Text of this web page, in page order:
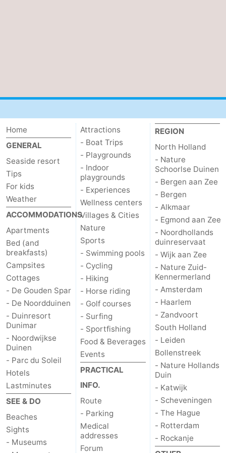
Home
GENERAL
Seaside resort
Tips
For kids
Weather
ACCOMMODATIONS
Apartments
Bed (and
breakfasts)
Campsites
Cottages
- De Gouden Spar
- De Noordduinen
- Duinresort
Dunimar
- Noordwijkse
Duinen
- Parc du Soleil
Hotels
Lastminutes
SEE & DO
Beaches
Sights
- Museums
Attractions
- Boat Trips
- Playgrounds
- Indoor
playgrounds
- Experiences
Wellness centers
Villages & Cities
Nature
Sports
- Swimming pools
- Cycling
- Hiking
- Horse riding
- Golf courses
- Surfing
- Sportfishing
Food & Beverages
Events
PRACTICAL
INFO.
Route
- Parking
Medical
addresses
Forum
REGION
North Holland
- Nature
Schoorlse Duinen
- Bergen aan Zee
- Bergen
- Alkmaar
- Egmond aan Zee
- Noordhollands
duinreservaat
- Wijk aan Zee
- Nature Zuid-
Kennermerland
- Amsterdam
- Haarlem
- Zandvoort
South Holland
- Leiden
Bollenstreek
- Nature Hollands
Duin
- Katwijk
- Scheveningen
- The Hague
- Rotterdam
- Rockanje